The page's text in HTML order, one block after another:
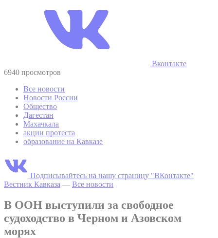
Вконтакте
6940 просмотров
Все новости
Новости России
Общество
Дагестан
Махачкала
акции протеста
образование на Кавказе
Подписывайтесь на нашу страницу "ВКонтакте"
Вестник Кавказа — Все новости
В ООН выступили за свободное
судоходство в Черном и Азовском
морях